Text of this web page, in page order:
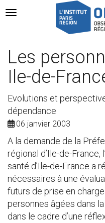
Navigation Toggle
Les
Ile-de-
Evolutions et
dépendance
06 janvier 2003
A la demande de la
régional d’Ile-de-France,
santé d’Ile-de-France a
nécessaires à une
futurs de prise en
personnes âgées dans
dans le cadre d’une